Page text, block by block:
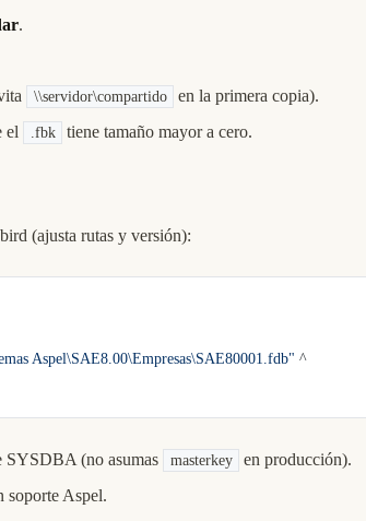
.
\\servidor\compartido
en la primera copia).
el
.fbk tiene tamaño mayor a cero.
(ajusta rutas y versión):
Aspel\SAE8.00\Empresas\SAE80001.fdb"
^
SYSDBA (no asumas masterkey
en producción).
soporte Aspel.